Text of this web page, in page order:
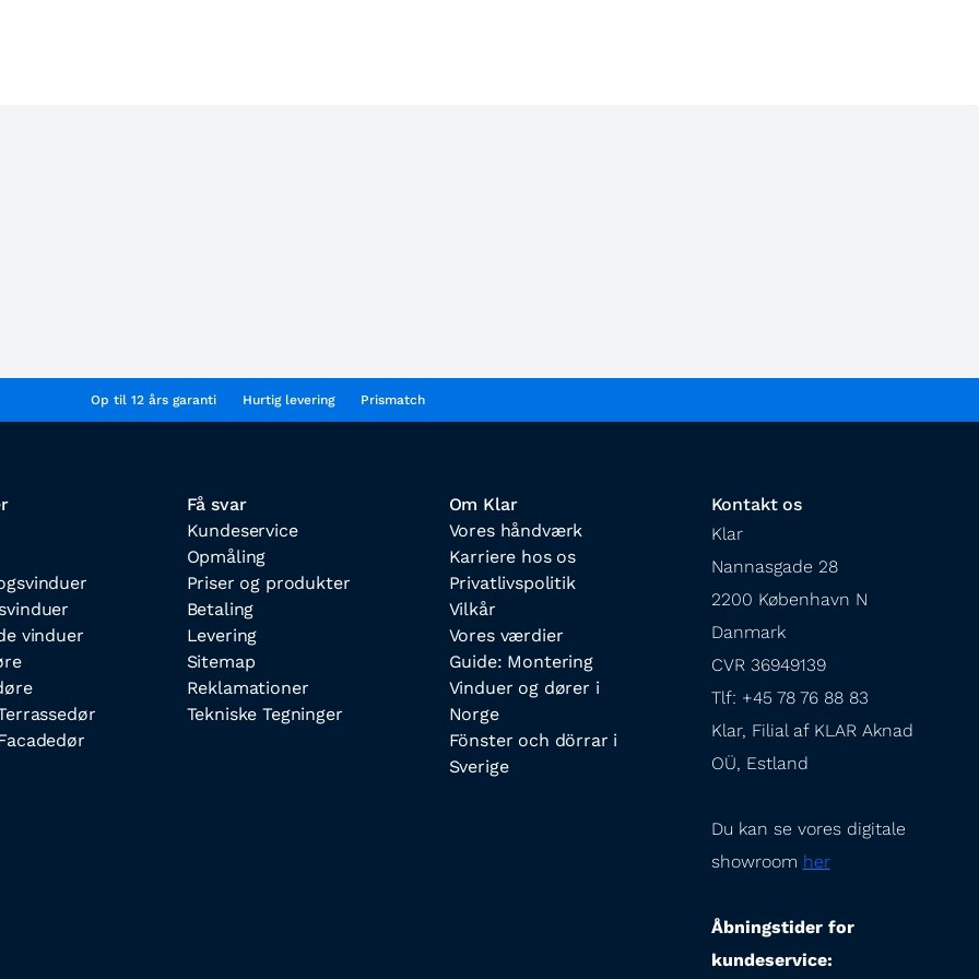
Op til 12 års garanti Hurtig levering Prismatch
vinduer
Få svar
Kundeservice
Opmåling
Priser og produkter
Betaling
Levering
Sitemap
Reklamationer
Tekniske Tegninger
Om Klar
Vores håndværk
Karriere hos os
Privatlivspolitik
Vilkår
Vores værdier
Guide: Montering
Vinduer og dører i
Norge
Fönster och dörrar i
Sverige
Kontakt os
Klar
Nannasgade 28
2200 København N
Danmark
CVR 36949139
Tlf: +45 78 76 88 83
Klar, Filial af KLAR Aknad
OÜ, Estland
Du kan se vores digitale
showroom her
Åbningstider for
kundeservice: